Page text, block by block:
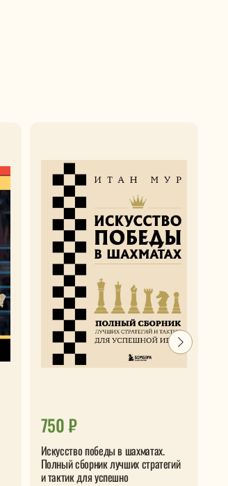
750 ₽
Искусство победы в шахматах.
Полный сборник лучших стратегий
и тактик для успешно